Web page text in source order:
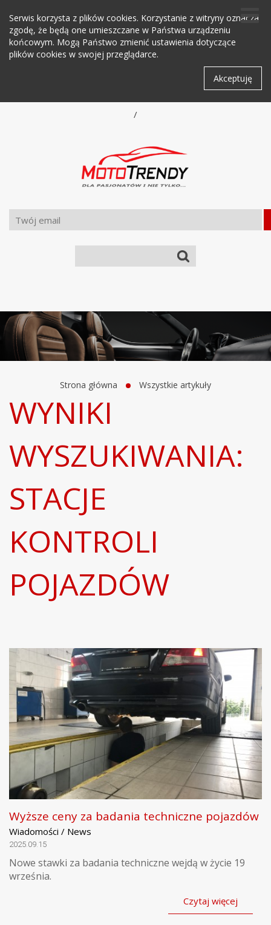
Serwis korzysta z plików cookies. Korzystanie z witryny oznacza
zgodę, że będą one umieszczane w Państwa urządzeniu
końcowym. Mogą Państwo zmienić ustawienia dotyczące
plików cookies w swojej przeglądarce.
Akceptuję
/
Strona główna Wszystkie artykuły
WYNIKI
WYSZUKIWANIA:
STACJE
KONTROLI
POJAZDÓW
Wyższe ceny za badania techniczne pojazdów
Wiadomości / News
2025.09.15
Nowe stawki za badania techniczne wejdą w życie 19
września.
Czytaj więcej